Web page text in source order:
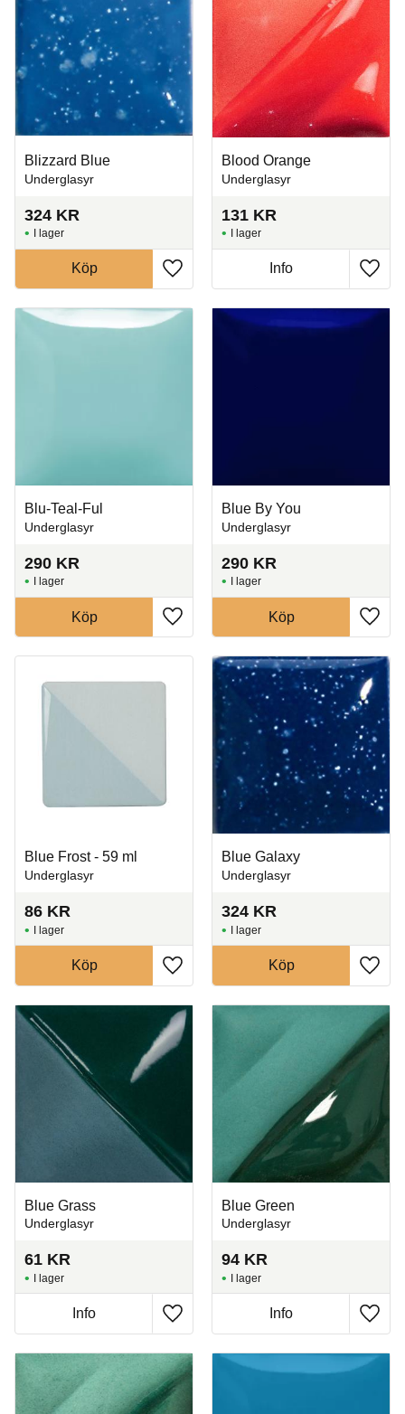
Blizzard Blue
Underglasyr
324 KR
Lägg till i favoriter
I lager
Köp
Blood Orange
Underglasyr
131 KR
Lägg
I lager
Info
Blu-Teal-Ful
Underglasyr
290 KR
Lägg till i favoriter
I lager
Köp
Blue By You
Underglasyr
290 KR
Lägg
I lager
Köp
Blue Frost - 59 ml
Underglasyr
86 KR
Lägg till i favoriter
I lager
Köp
Blue Galaxy
Underglasyr
324 KR
Lägg
I lager
Köp
Blue Grass
Underglasyr
61 KR
Lägg till i favoriter
I lager
Info
Blue Green
Underglasyr
94 KR
Lägg
I lager
Info